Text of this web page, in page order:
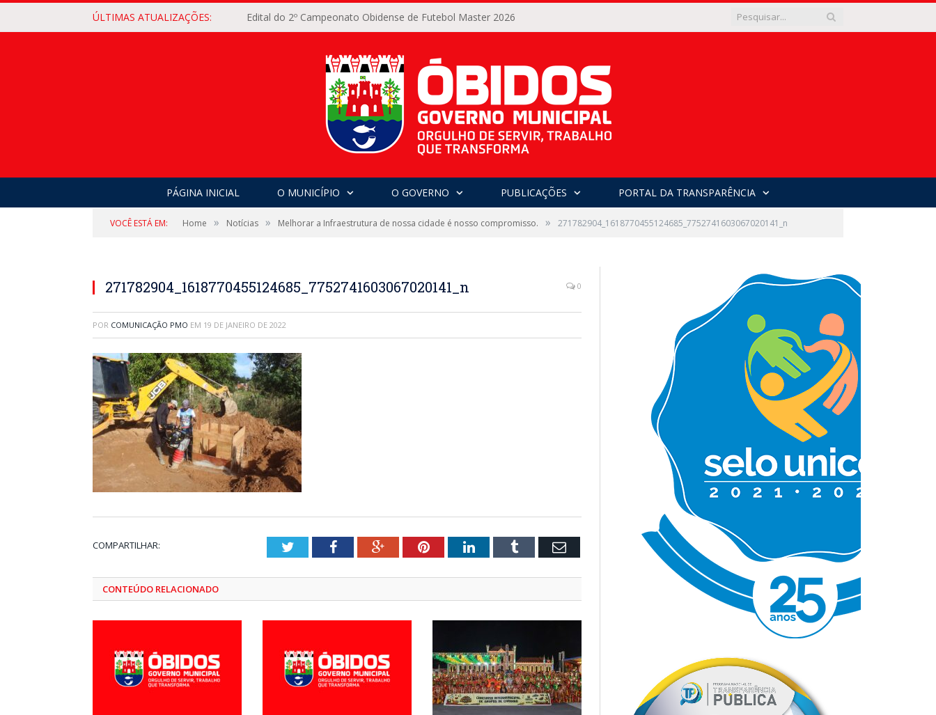
ÚLTIMAS ATUALIZAÇÕES: Edital do 2º Campeonato Obidense de Futebol Master 2026
PÁGINA INICIAL O MUNICÍPIO O GOVERNO PUBLICAÇÕES PORTAL DA TRANSPARÊNCIA
VOCÊ ESTÁ EM: Home » Notícias » Melhorar a Infraestrutura de nossa cidade é nosso compromisso. » 271782904_1618770455124685_7752741603067020141_n
271782904_1618770455124685_7752741603067020141_n 0
POR COMUNICAÇÃO PMO EM 19 DE JANEIRO DE 2022
COMPARTILHAR: TwitterFacebookGoogle+PinterestLinkedInTumblr Email
CONTEÚDO RELACIONADO